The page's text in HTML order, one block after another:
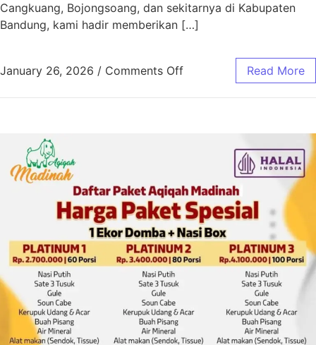
Cangkuang, Bojongsoang, dan sekitarnya di Kabupaten
Bandung, kami hadir memberikan […]
January 26, 2026 / Comments Off Read More